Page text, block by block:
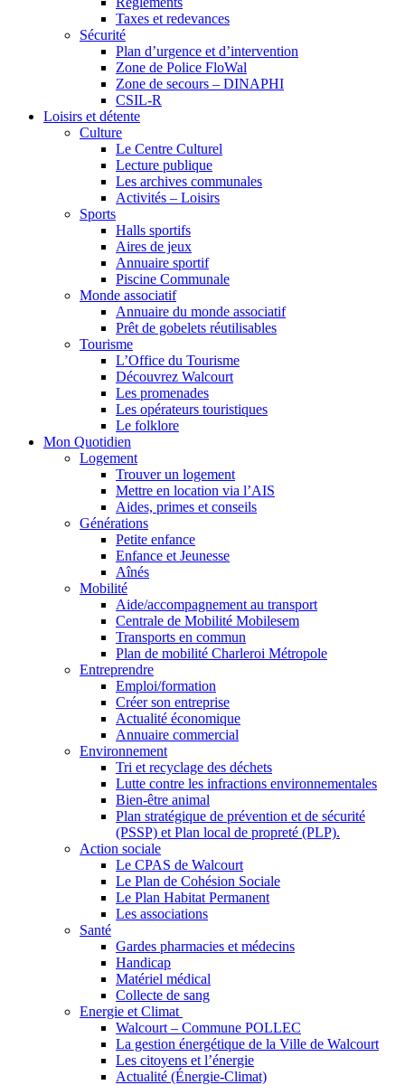
Taxes et redevances
Sécurité
Plan d’urgence et d’intervention
Zone de Police FloWal
Zone de secours – DINAPHI
CSIL-R
Loisirs et détente
Culture
Le Centre Culturel
Lecture publique
Les archives communales
Activités – Loisirs
Sports
Halls sportifs
Aires de jeux
Annuaire sportif
Piscine Communale
Monde associatif
Annuaire du monde associatif
Prêt de gobelets réutilisables
Tourisme
L’Office du Tourisme
Découvrez Walcourt
Les promenades
Les opérateurs touristiques
Le folklore
Mon Quotidien
Logement
Trouver un logement
Mettre en location via l’AIS
Aides, primes et conseils
Générations
Petite enfance
Enfance et Jeunesse
Aînés
Mobilité
Aide/accompagnement au transport
Centrale de Mobilité Mobilesem
Transports en commun
Plan de mobilité Charleroi Métropole
Entreprendre
Emploi/formation
Créer son entreprise
Actualité économique
Annuaire commercial
Environnement
Tri et recyclage des déchets
Lutte contre les infractions environnementales
Bien-être animal
Plan stratégique de prévention et de sécurité
(PSSP) et Plan local de propreté (PLP).
Action sociale
Le CPAS de Walcourt
Le Plan de Cohésion Sociale
Le Plan Habitat Permanent
Les associations
Santé
Gardes pharmacies et médecins
Handicap
Matériel médical
Collecte de sang
Energie et Climat
Walcourt – Commune POLLEC
La gestion énergétique de la Ville de Walcourt
Les citoyens et l’énergie
Actualité (Énergie-Climat)